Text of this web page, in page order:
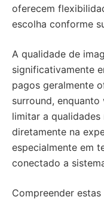
oferecem
escolha conforme
A qualidade de
significativamente
pagos geralmente
surround,
limitar a
diretamente na
especialmente em
conectado a
Compreender